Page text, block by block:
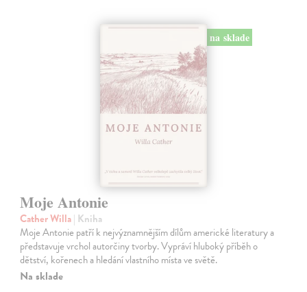
na sklade
Moje Antonie
Cather Willa| Kniha
Moje Antonie patří k nejvýznamnějším dílům americké literatury a
představuje vrchol autorčiny tvorby. Vypráví hluboký příběh o
dětství, kořenech a hledání vlastního místa ve světě.
Na sklade